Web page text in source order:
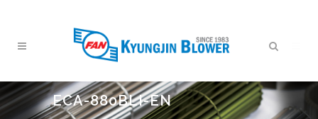
ECA-880BLI-EN